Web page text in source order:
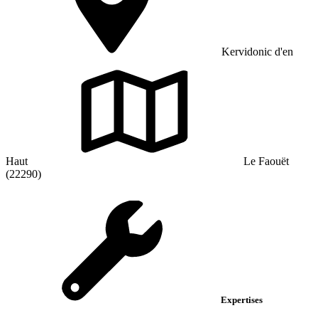
Kervidonic d'en
Haut
Le Faouët
(22290)
Expertises